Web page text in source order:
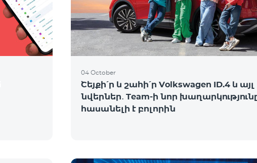
04 October
Շեյքի՛ր և շահի՛ր Volkswagen ID.4 և այլ
նվերներ․ Team-ի նոր
հասանելի է բոլորին